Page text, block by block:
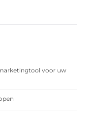
voor uw